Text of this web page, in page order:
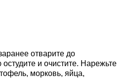
отварите до
остудите и очистите. Нарежьте
морковь, яйца,